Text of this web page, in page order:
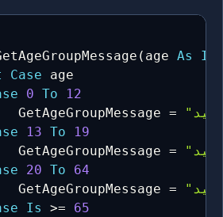
( age As
Case age
0 To
12
GetAgeGroupMessage
=
13 To
19
GetAgeGroupMessage
=
20 To
64
GetAgeGroupMessage
=
Is >=
65